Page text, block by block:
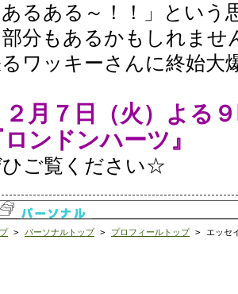
あるある～！！」という
部分もあるかもしれませ
ワッキーさんに終始大
２月７日（火）よる
ロンドンハーツ』
ご覧ください☆
> パーソナルトップ> プロフィールトップ> エッセ